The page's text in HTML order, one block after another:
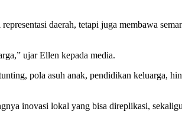
daerah, tetapi juga membawa
ujar Ellen kepada media.
pola asuh anak, pendidikan keluarga,
inovasi lokal yang bisa direplikasi,